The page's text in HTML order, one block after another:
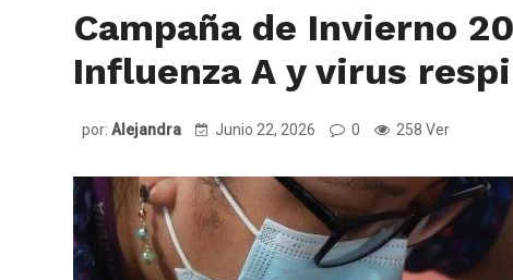
Campaña de Invierno
Influenza A y virus
por: Alejandra Junio 22, 2026 0 258 Ver